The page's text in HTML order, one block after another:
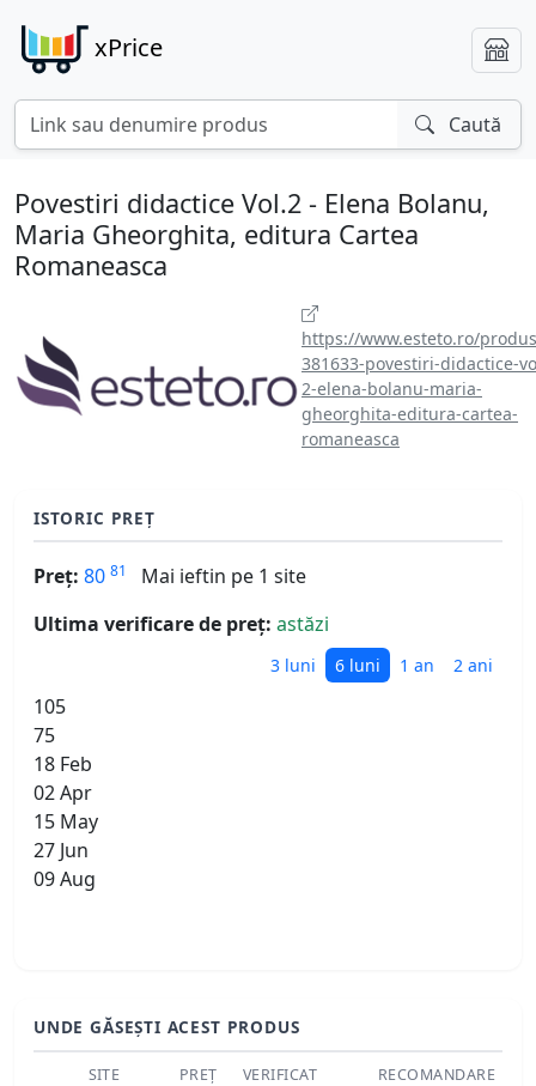
xPrice
Caută
Povestiri didactice Vol.2 - Elena Bolanu,
Maria Gheorghita, editura Cartea
Romaneasca
https://www.esteto.ro/
381633-povestiri-didactice-
2-elena-bolanu-maria-
gheorghita-editura-cartea-
romaneasca
ISTORIC PREȚ
Preț: 80 81
Mai ieftin pe 1 site
Ultima verificare de preț: astăzi
3 luni 6 luni 1 an 2 ani
105
75
18 Feb
02 Apr
15 May
27 Jun
09 Aug
UNDE GĂSEȘTI ACEST PRODUS
SITE PREȚ VERIFICAT RECOMANDARE